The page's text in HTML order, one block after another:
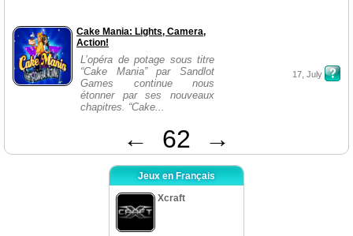
Cake Mania: Lights, Camera,
Action!
L’opéra de potage sous titre
“Cake Mania” par Sandlot
Games continue nous
étonner par ses nouveaux
chapitres. “Cake...
17, July
← 62 →
Jeux en Français
Xcraft